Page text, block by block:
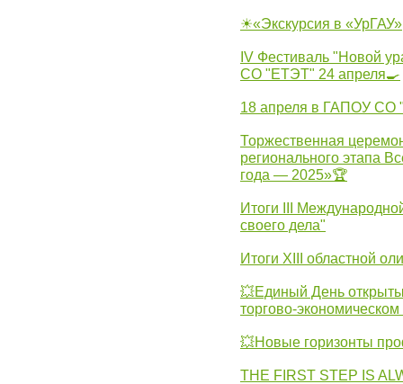
☀«Экскурсия в «УрГАУ»
IV Фестиваль "Новой
СО "ЕТЭТ" 24 апреля🍳
18 апреля в ГАПОУ СО
Торжественная
регионального этапа
года — 2025»🏆
Итоги III
своего дела"
Итоги XIII областной
💥Единый День
торгово-
💥Новые горизонты
THE FIRST STEP IS